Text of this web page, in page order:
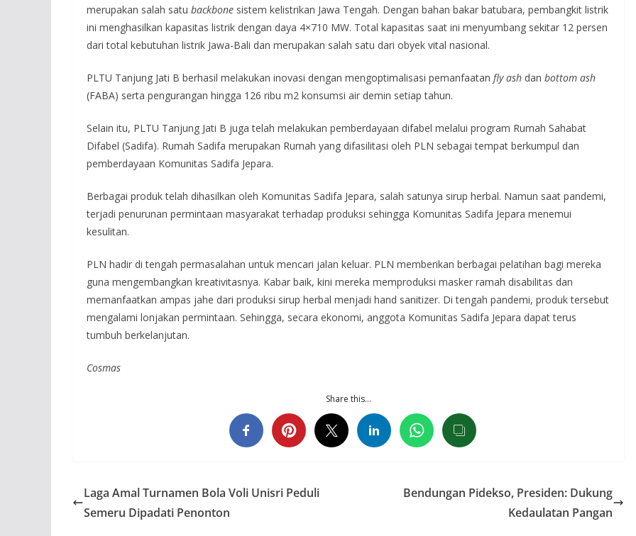
merupakan salah satu backbone sistem kelistrikan Jawa Tengah. Dengan bahan bakar batubara, pembangkit listrik
ini menghasilkan kapasitas listrik dengan daya 4×710 MW. Total kapasitas saat ini menyumbang sekitar 12 persen
dari total kebutuhan listrik Jawa-Bali dan merupakan salah satu dari obyek vital nasional.
PLTU Tanjung Jati B berhasil melakukan inovasi dengan mengoptimalisasi pemanfaatan fly ash dan bottom ash
(FABA) serta pengurangan hingga 126 ribu m2 konsumsi air demin setiap tahun.
Selain itu, PLTU Tanjung Jati B juga telah melakukan pemberdayaan difabel melalui program Rumah Sahabat
Difabel (Sadifa). Rumah Sadifa merupakan Rumah yang difasilitasi oleh PLN sebagai tempat berkumpul dan
pemberdayaan Komunitas Sadifa Jepara.
Berbagai produk telah dihasilkan oleh Komunitas Sadifa Jepara, salah satunya sirup herbal. Namun saat pandemi,
terjadi penurunan permintaan masyarakat terhadap produksi sehingga Komunitas Sadifa Jepara menemui
kesulitan.
PLN hadir di tengah permasalahan untuk mencari jalan keluar. PLN memberikan berbagai pelatihan bagi mereka
guna mengembangkan kreativitasnya. Kabar baik, kini mereka memproduksi masker ramah disabilitas dan
memanfaatkan ampas jahe dari produksi sirup herbal menjadi hand sanitizer. Di tengah pandemi, produk tersebut
mengalami lonjakan permintaan. Sehingga, secara ekonomi, anggota Komunitas Sadifa Jepara dapat terus
tumbuh berkelanjutan.
Cosmas
Share this…
Laga Amal Turnamen Bola Voli Unisri Peduli
Semeru Dipadati Penonton
Bendungan Pidekso, Presiden: Dukung
Kedaulatan Pangan